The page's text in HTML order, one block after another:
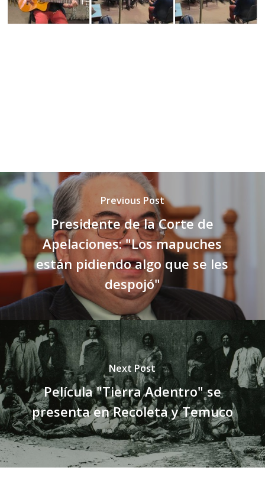
Previous Post
Presidente de la Corte de
Apelaciones: "Los mapuches
están pidiendo algo que se les
despojó"
Next Post
Película "Tierra Adentro" se
presenta en Recoleta y Temuco